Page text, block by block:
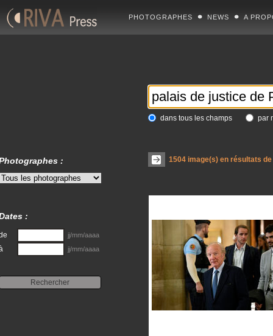
PHOTOGRAPHES NEWS A
dans tous les champs par
1504image(s) en résultats
:
:
jj/mm/aaaa
jj/mm/aaaa